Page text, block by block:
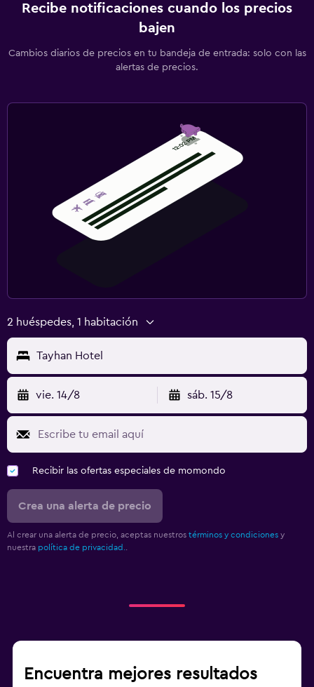
Recibe notificaciones cuando los precios
bajen
Cambios diarios de precios en tu bandeja de entrada: solo con las
alertas de precios.
2 huéspedes, 1 habitación
Tayhan Hotel
vie. 14/8 sáb. 15/8
Recibir las ofertas especiales de momondo
Crea una alerta de precio
Al crear una alerta de precio, aceptas nuestros términos y condiciones y
nuestra política de privacidad.
Encuentra mejores resultados